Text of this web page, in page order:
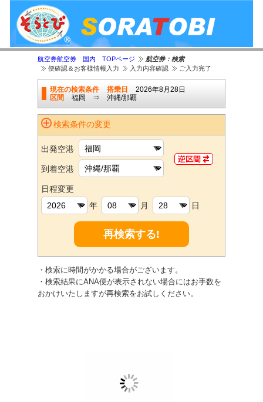
航空券航空券 国内 TOPページ
航空券：検索
便確認＆お客様情報入力
入力内容確認 ご入力完了
現在の検索条件 搭乗日
2026年8月28日
区間
福岡 ⇒ 沖縄/那覇
検索条件の変更
出発空港
到着空港
日程変更
年
月 日
・検索に時間がかかる場合がございます。
・検索結果にANA便が表示されない場合にはお手数を
おかけいたしますが再検索をお試しください。